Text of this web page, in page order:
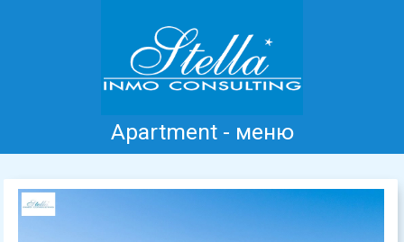
Apartment - меню
Главная Коста Бланка Продажа
Аренда
Новые дома информация